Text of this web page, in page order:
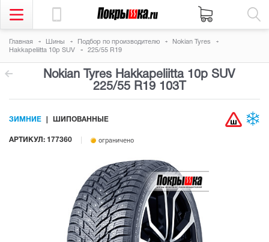
Главная Шины Подбор по производителю
Nokian Tyres
Hakkapeliitta 10p SUV
225/55 R19
Nokian Tyres Hakkapeliitta 10p SUV
225/55 R19 103T
АРТИКУЛ: 177360 ограничено
ЗИМНИЕ ШИПОВАННЫЕ